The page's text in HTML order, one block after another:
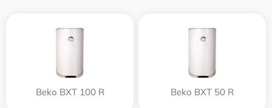
Beko BXT 100 R Beko BXT 50 R